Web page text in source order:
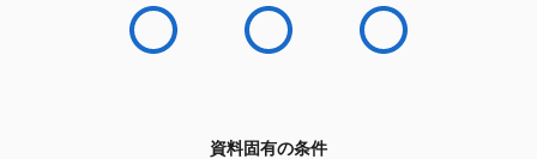
資料固有の条件